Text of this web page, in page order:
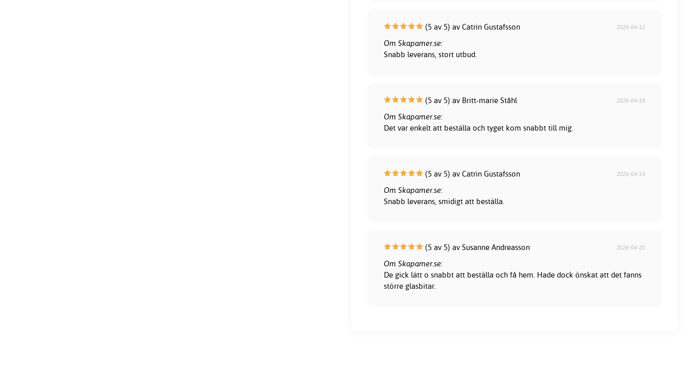
(5 av 5) av Catrin Gustafsson 2026-04-12
Om Skapamer.se:
Snabb leverans, stort utbud.
(5 av 5) av Britt-marie Ståhl 2026-04-18
Om Skapamer.se:
Det var enkelt att beställa och tyget kom snabbt till mig.
(5 av 5) av Catrin Gustafsson 2026-04-14
Om Skapamer.se:
Snabb leverans, smidigt att beställa.
(5 av 5) av Susanne Andreasson 2026-04-20
Om Skapamer.se:
De gick lätt o snabbt att beställa och få hem. Hade dock önskat att det fanns
större glasbitar.